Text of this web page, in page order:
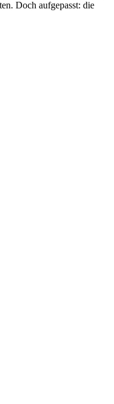
Doch aufgepasst: die